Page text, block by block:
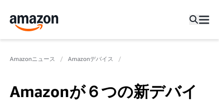
Amazonニュース Amazonデバイス
Amazonが６つの新デバイ